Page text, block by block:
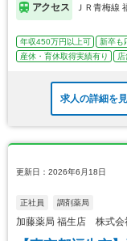
アクセス ＪＲ青梅線
年収450万円以上可 新卒も
産休・育休取得実績有り
求人の詳細を
更新日：2026年6月18日
正社員 調剤薬局
加藤薬局 福生店 株式会